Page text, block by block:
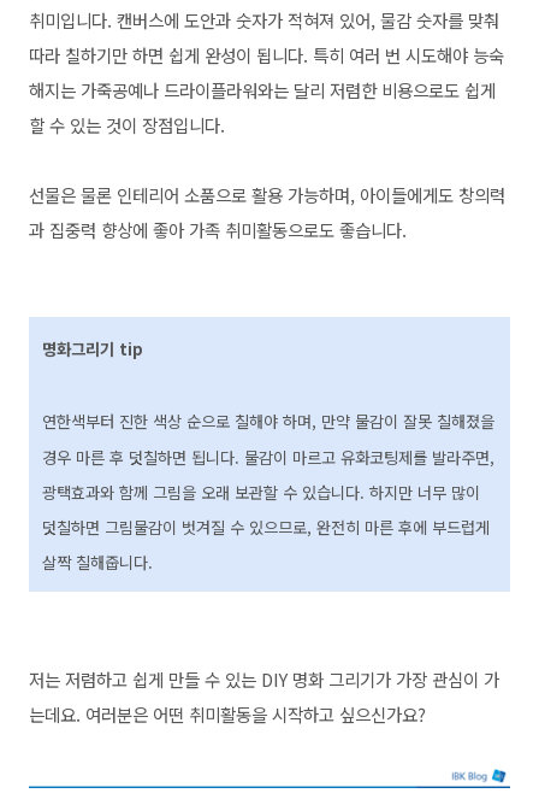
취미입니다. 캔버스에 도안과 숫자가 적혀져 있어, 물감 숫자를 맞춰
따라 칠하기만 하면 쉽게 완성이 됩니다. 특히 여러 번 시도해야 능숙
해지는 가죽공예나 드라이플라워와는 달리 저렴한 비용으로도 쉽게
할 수 있는 것이 장점입니다.
선물은 물론 인테리어 소품으로 활용 가능하며, 아이들에게도 창의력
과 집중력 향상에 좋아 가족 취미활동으로도 좋습니다.
명화그리기 tip
연한색부터 진한 색상 순으로 칠해야 하며, 만약 물감이 잘못 칠해졌을
경우 마른 후 덧칠하면 됩니다. 물감이 마르고 유화코팅제를 발라주면,
광택효과와 함께 그림을 오래 보관할 수 있습니다. 하지만 너무 많이
덧칠하면 그림물감이 벗겨질 수 있으므로, 완전히 마른 후에 부드럽게
살짝 칠해줍니다.
저는 저렴하고 쉽게 만들 수 있는 DIY 명화 그리기가 가장 관심이 가
는데요. 여러분은 어떤 취미활동을 시작하고 싶으신가요?